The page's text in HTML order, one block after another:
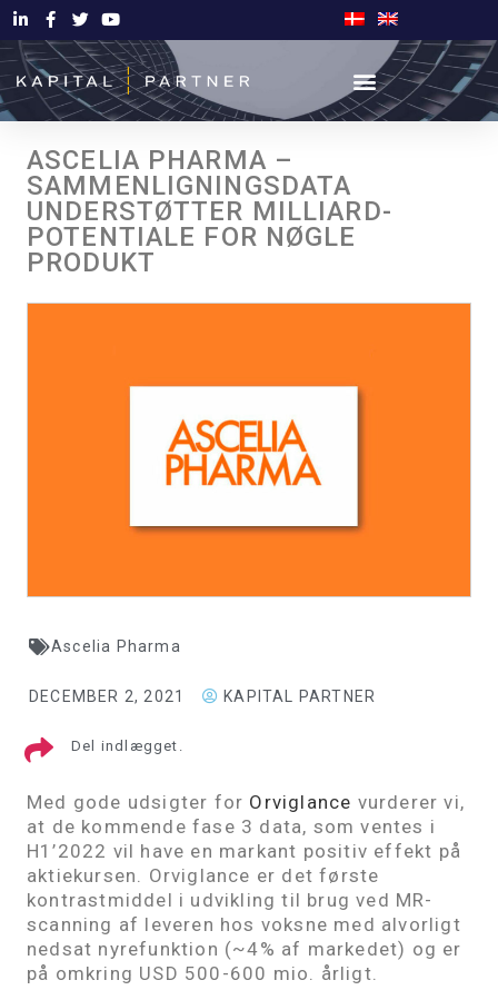
ASCELIA PHARMA –
SAMMENLIGNINGSDATA
UNDERSTØTTER MILLIARD-
POTENTIALE FOR NØGLE
PRODUKT
Ascelia Pharma
DECEMBER 2, 2021 KAPITAL PARTNER
Del indlægget.
Med gode udsigter for Orviglance vurderer vi,
at de kommende fase 3 data, som ventes i
H1’2022 vil have en markant positiv effekt på
aktiekursen. Orviglance er det første
kontrastmiddel i udvikling til brug ved MR-
scanning af leveren hos voksne med alvorligt
nedsat nyrefunktion (~4% af markedet) og er
på omkring USD 500-600 mio. årligt.